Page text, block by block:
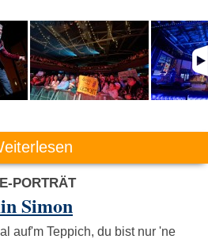
PORTRÄT
Simon
auf'm Teppich, du bist nur 'ne